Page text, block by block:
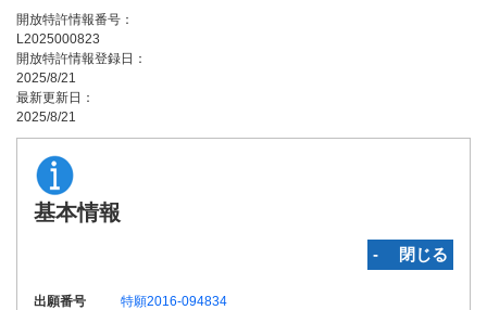
開放特許情報番号：
L2025000823
開放特許情報登録日：
2025/8/21
最新更新日：
2025/8/21
基本情報
‐ 閉じる
出願番号
特願2016-094834